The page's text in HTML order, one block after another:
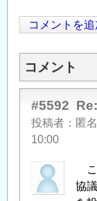
コメントを追
コメント
#5592
投稿者 匿
10:00
こ
協